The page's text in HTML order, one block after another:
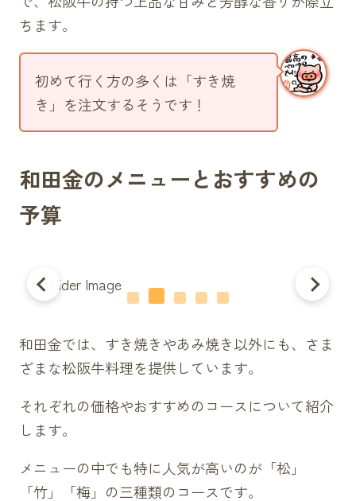
ちます。
初めて行く方の多くは「すき焼
き」を注文するそうです！
和田金のメニューとおすすめの
予算
和田金では、すき焼きやあみ焼き以外にも、さま
ざまな松阪牛料理を提供しています。
それぞれの価格やおすすめのコースについて紹介
します。
メニューの中でも特に人気が高いのが「松」
「竹」「梅」の三種類のコースです。